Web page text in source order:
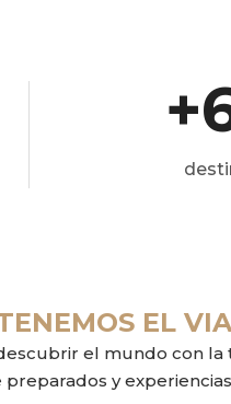
EL
el mundo con
y